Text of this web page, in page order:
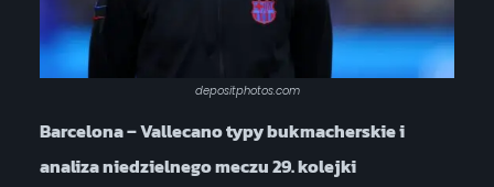
depositphotos.com
Barcelona – Vallecano typy bukmacherskie i
analiza niedzielnego meczu 29. kolejki